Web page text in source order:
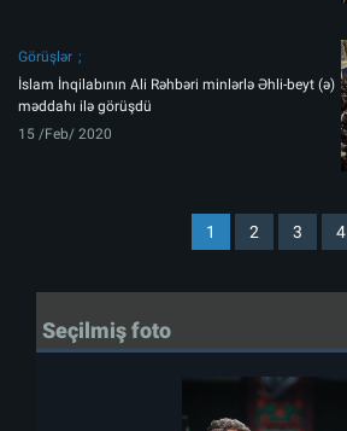
Görüşlər
İslam İnqilabının Ali Rəhbəri minlərlə Əhli-beyt (ə)
məddahı ilə görüşdü
15 /Feb/ 2020
1 2 3 4
Seçilmiş foto